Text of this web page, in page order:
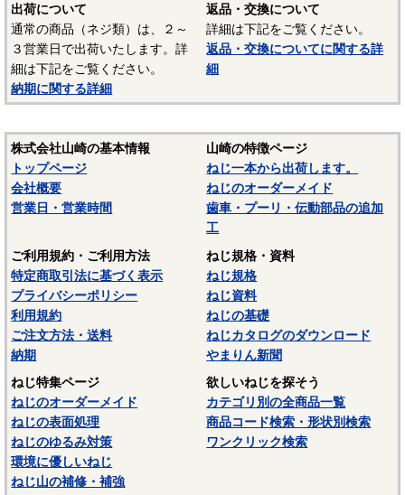
出荷について
通常の商品（ネジ類）は、２～
３営業日で出荷いたします。詳
細は下記をご覧ください。
納期に関する詳細
返品・交換について
詳細は下記をご覧ください。
返品・交換についてに関する詳
細
株式会社山崎の基本情報
トップページ
会社概要
営業日・営業時間
山崎の特徴ページ
ねじ一本から出荷します。
ねじのオーダーメイド
歯車・プーリ・伝動部品の追加
工
ご利用規約・ご利用方法
特定商取引法に基づく表示
プライバシーポリシー
利用規約
ご注文方法・送料
納期
ねじ規格・資料
ねじ規格
ねじ資料
ねじの基礎
ねじカタログのダウンロード
やまりん新聞
ねじ特集ページ
ねじのオーダーメイド
ねじの表面処理
ねじのゆるみ対策
環境に優しいねじ
ねじ山の補修・補強
欲しいねじを探そう
カテゴリ別の全商品一覧
商品コード検索・形状別検索
ワンクリック検索